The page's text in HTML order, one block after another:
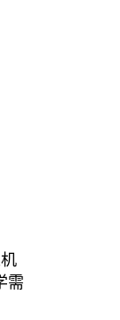
需